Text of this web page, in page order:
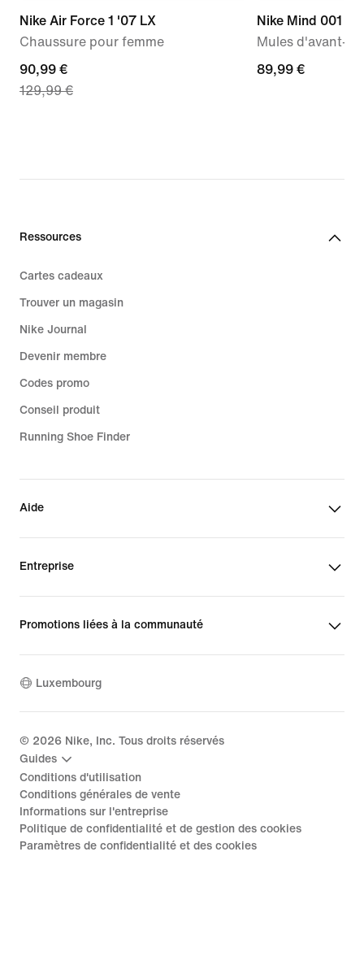
Nike Air Force 1 '07 LX
Chaussure pour femme
current
price
129,99 €
90,99 €
129,99 €
Nike Mind 001
Mules d'avant-
89,99 €
89,99 €
Ressources
Cartes cadeaux
Trouver un magasin
Nike Journal
Devenir membre
Codes promo
Conseil produit
Running Shoe Finder
Aide
Entreprise
Promotions liées à la communauté
Luxembourg
© 2026 Nike, Inc. Tous droits réservés
Guides
Conditions d'utilisation
Conditions générales de vente
Informations sur l'entreprise
Politique de confidentialité et de gestion des cookies
Paramètres de confidentialité et des cookies